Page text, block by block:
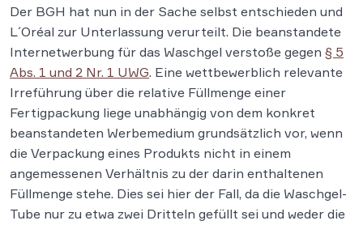
Der BGH hat nun in der Sache selbst entschieden und
L´Oréal zur Unterlassung verurteilt. Die beanstandete
Internetwerbung für das Waschgel verstoße gegen § 5
Abs. 1 und 2 Nr. 1 UWG. Eine wettbewerblich relevante
Irreführung über die relative Füllmenge einer
Fertigpackung liege unabhängig von dem konkret
beanstandeten Werbemedium grundsätzlich vor, wenn
die Verpackung eines Produkts nicht in einem
angemessenen Verhältnis zu der darin enthaltenen
Füllmenge stehe. Dies sei hier der Fall, da die Waschgel-
Tube nur zu etwa zwei Dritteln gefüllt sei und weder die